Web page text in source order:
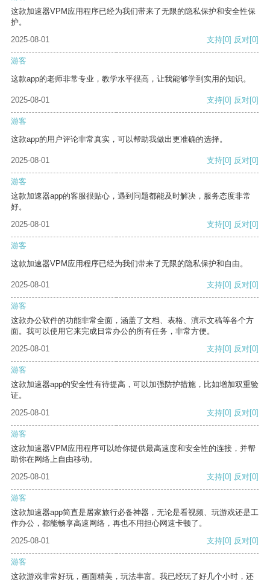
这款加速器VPM应用程序已经为我们带来了无限的隐私保护和安全性保
护。
2025-08-01
支持[0] 反对[0]
游客
这款app的老师非常专业，教学水平很高，让我能够学到实用的知识。
2025-08-01 支持[0] 反对[0]
游客
这款app的用户评论非常真实，可以帮助我做出更准确的选择。
2025-08-01 支持[0] 反对[0]
游客
这款加速器app的客服很贴心，遇到问题都能及时解决，服务态度非常
好。
2025-08-01
支持[0] 反对[0]
游客
这款加速器VPM应用程序已经为我们带来了无限的隐私保护和自由。
2025-08-01 支持[0] 反对[0]
游客
这款办公软件的功能非常全面，涵盖了文档、表格、演示文稿等各个方
面。我可以使用它来完成日常办公的所有任务，非常方便。
2025-08-01
支持[0] 反对[0]
游客
这款加速器app的安全性有待提高，可以加强防护措施，比如增加双重验
证。
2025-08-01
支持[0] 反对[0]
游客
这款加速器VPM应用程序可以给你提供最高速度和安全性的连接，并帮
助你在网络上自由移动。
2025-08-01
支持[0] 反对[0]
游客
这款加速器app简直是居家旅行必备神器，无论是看视频、玩游戏还是工
作办公，都能畅享高速网络，再也不用担心网速卡顿了。
2025-08-01
支持[0] 反对[0]
游客
这款游戏非常好玩，画面精美，玩法丰富。我已经玩了好几个小时，还